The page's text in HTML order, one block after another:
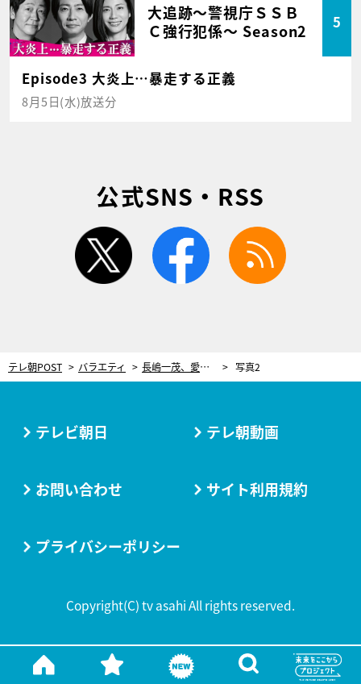
大追跡～警視庁ＳＳＢ
Ｃ強行犯係～ Season2
5
Episode3 大炎上…暴走する正義
8月5日(水)放送分
公式SNS・RSS
twitter facebook
テレ朝POST バラエティ 長嶋一茂、愛妻とは来年銀婚式。“長嶋茂雄の息子”として生まれた葛藤も語る 写真2
テレビ朝日 テレ朝動画
お問い合わせ サイト利用規約
プライバシーポリシー
Copyright(C) tv asahi All rights reserved.